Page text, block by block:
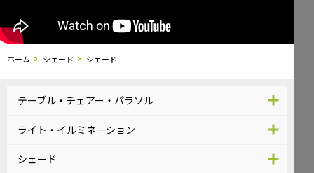
ホーム シェード シェード
テーブル・チェアー・パラソル
ライト・イルミネーション
シェード